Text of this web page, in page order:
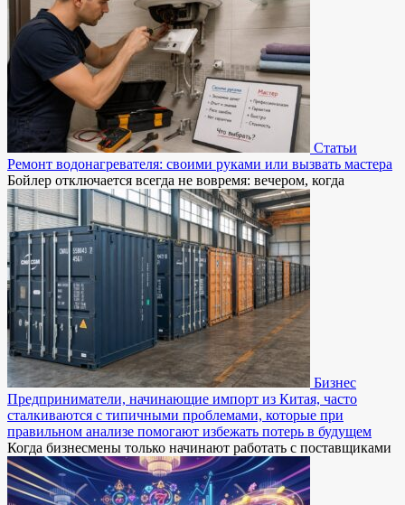
Статьи
Ремонт водонагревателя: своими руками или вызвать мастера
Бойлер отключается всегда не вовремя: вечером, когда
Бизнес
Предприниматели, начинающие импорт из Китая, часто
сталкиваются с типичными проблемами, которые при
правильном анализе помогают избежать потерь в будущем
Когда бизнесмены только начинают работать с поставщиками